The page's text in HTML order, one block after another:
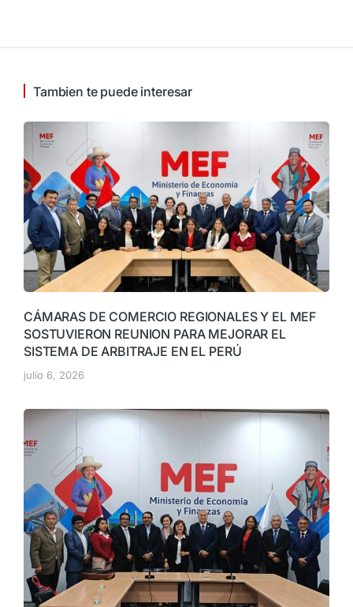
Tambien te puede interesar
CÁMARAS DE COMERCIO REGIONALES Y EL MEF
SOSTUVIERON REUNION PARA MEJORAR EL
SISTEMA DE ARBITRAJE EN EL PERÚ
julio 6, 2026